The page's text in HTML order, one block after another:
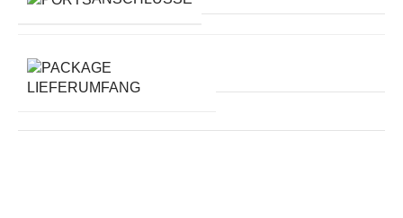
LIEFERUMFANG